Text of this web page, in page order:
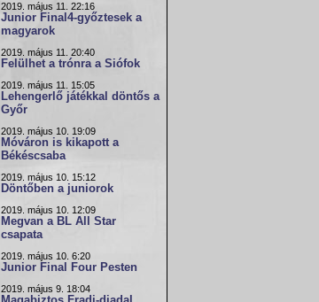
2019. május 11. 22:16
Junior Final4-győztesek a
magyarok
2019. május 11. 20:40
Felülhet a trónra a Siófok
2019. május 11. 15:05
Lehengerlő játékkal döntős a
Győr
2019. május 10. 19:09
Móváron is kikapott a
Békéscsaba
2019. május 10. 15:12
Döntőben a juniorok
2019. május 10. 12:09
Megvan a BL All Star
csapata
2019. május 10. 6:20
Junior Final Four Pesten
2019. május 9. 18:04